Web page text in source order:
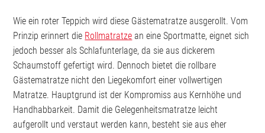
Wie ein roter Teppich wird diese Gästematratze ausgerollt. Vom
Prinzip erinnert die Rollmatratze an eine Sportmatte, eignet sich
jedoch besser als Schlafunterlage, da sie aus dickerem
Schaumstoff gefertigt wird. Dennoch bietet die rollbare
Gästematratze nicht den Liegekomfort einer vollwertigen
Matratze. Hauptgrund ist der Kompromiss aus Kernhöhe und
Handhabbarkeit. Damit die Gelegenheitsmatratze leicht
aufgerollt und verstaut werden kann, besteht sie aus eher